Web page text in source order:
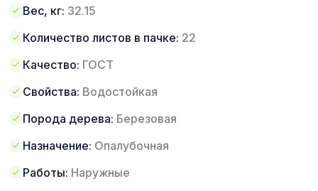
Вес, кг: 32.15
Количество листов в пачке: 22
Качество: ГОСТ
Свойства: Водостойкая
Порода дерева: Березовая
Назначение: Опалубочная
Работы: Наружные